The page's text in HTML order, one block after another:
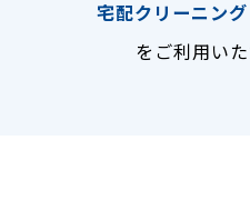
宅配クリーニング
をご利用い